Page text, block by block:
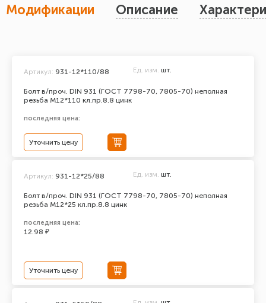
Модификации Описание
Болт в/проч. DIN 931 (ГОСТ 7798-70, 7805-70) неполная
резьба М12*110 кл.пр.8.8 цинк
Артикул: 931-12*110/88 Ед. изм. шт.
последняя цена:
Уточнить цену
Болт в/проч. DIN 931 (ГОСТ 7798-70, 7805-70) неполная
резьба М12*25 кл.пр.8.8 цинк
Артикул: 931-12*25/88 Ед. изм. шт.
последняя цена:
12.98 ₽
Уточнить цену